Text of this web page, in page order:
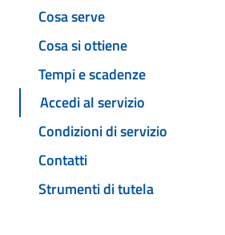
Cosa serve
Cosa si ottiene
Tempi e scadenze
Accedi al servizio
Condizioni di servizio
Contatti
Strumenti di tutela